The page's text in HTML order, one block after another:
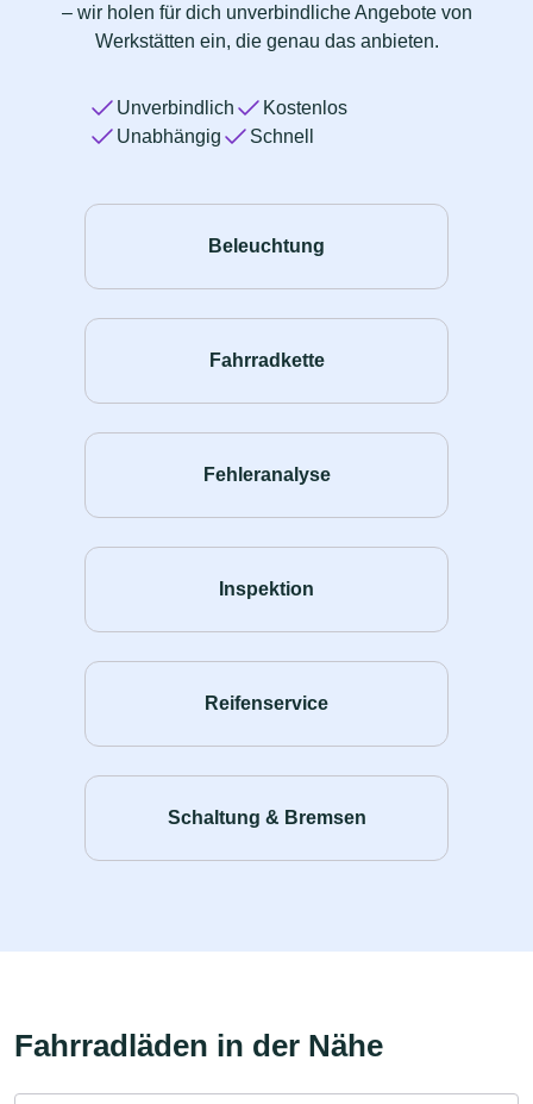
– wir holen für dich unverbindliche Angebote von
Werkstätten ein, die genau das anbieten.
Unverbindlich
Kostenlos
Unabhängig
Schnell
Beleuchtung
Fahrradkette
Fehleranalyse
Inspektion
Reifenservice
Schaltung & Bremsen
Fahrradläden in der Nähe